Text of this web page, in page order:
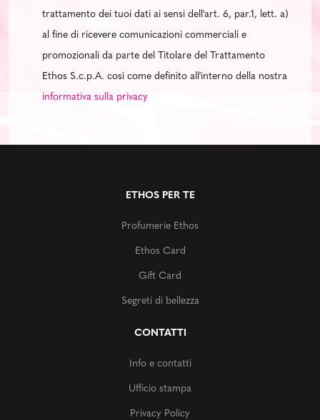
trattamento dei tuoi dati ai sensi dell'art. 6, par.1, lett. a)
al fine di ricevere comunicazioni commerciali e
promozionali da parte del Titolare del Trattamento
Ethos S.c.p.A. così come definito all'interno della nostra
informativa sulla privacy
ETHOS PER TE
Profumerie Ethos
Ethos Card
Gift Card
Segreti di bellezza
CONTATTI
Info e contatti
Ufficio stampa
Privacy Policy